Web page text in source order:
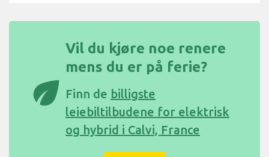
eco
Vil du kjøre noe renere
mens du er på ferie?
Finn de billigste
leiebiltilbudene for elektrisk
og hybrid i Calvi, France